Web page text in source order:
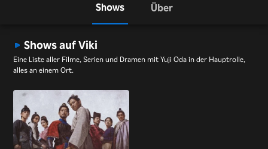
Shows Über
Shows auf Viki
Eine Liste aller Filme, Serien und Dramen mit Yuji Oda in der Hauptrolle,
alles an einem Ort.